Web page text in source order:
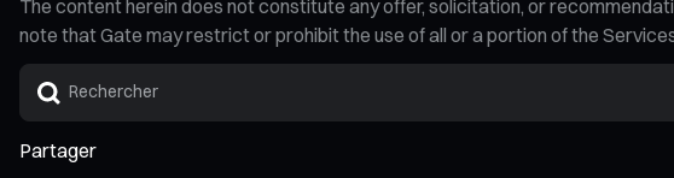
The content herein does not constitute any offer, solicitation, or
note that Gate may restrict or prohibit the use of all or a portion of the
Partager